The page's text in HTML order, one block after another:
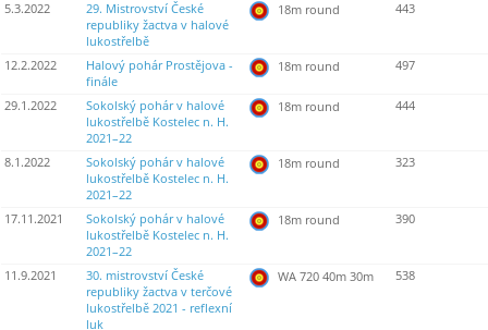
5.3.2022
29. Mistrovství České
republiky žactva v halové
lukostřelbě
18m round 443
12.2.2022
Halový pohár Prostějova -
finále
18m round 497
29.1.2022
Sokolský pohár v halové
lukostřelbě Kostelec n. H.
2021–22
18m round 444
8.1.2022
Sokolský pohár v halové
lukostřelbě Kostelec n. H.
2021–22
18m round 323
17.11.2021
Sokolský pohár v halové
lukostřelbě Kostelec n. H.
2021–22
18m round 390
11.9.2021
30. mistrovství České
republiky žactva v terčové
lukostřelbě 2021 - reflexní
luk
WA 720 40m 30m 538